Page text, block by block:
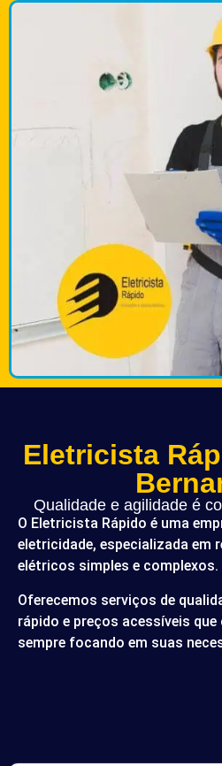
Eletricista
Qualidade e agilidade é
O Eletricista Rápido é uma
eletricidade, especializada em
elétricos simples e complexos.
Oferecemos serviços de
rápido e preços acessíveis
sempre focando em suas